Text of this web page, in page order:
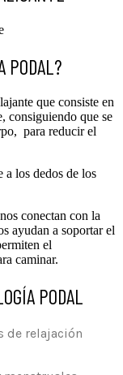
PODAL?
que consiste en
consiguiendo que se
para reducir el
a los dedos de los
conectan con la
ayudan a soportar el
el
caminar.
PODAL
de relajación